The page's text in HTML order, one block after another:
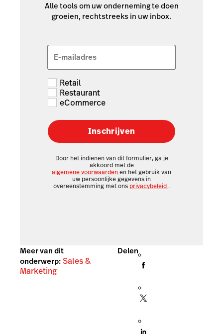
Alle tools om uw onderneming te doen
groeien, rechtstreeks in uw inbox.
E-mailadres
Retail
Restaurant
eCommerce
Inschrijven
Door het indienen van dit formulier, ga je
akkoord met de
algemene voorwaardenen het gebruik van
uw persoonlijke gegevens in
overeenstemming met ons privacybeleid .
Meer van dit
onderwerp:Sales &
Marketing
Delen